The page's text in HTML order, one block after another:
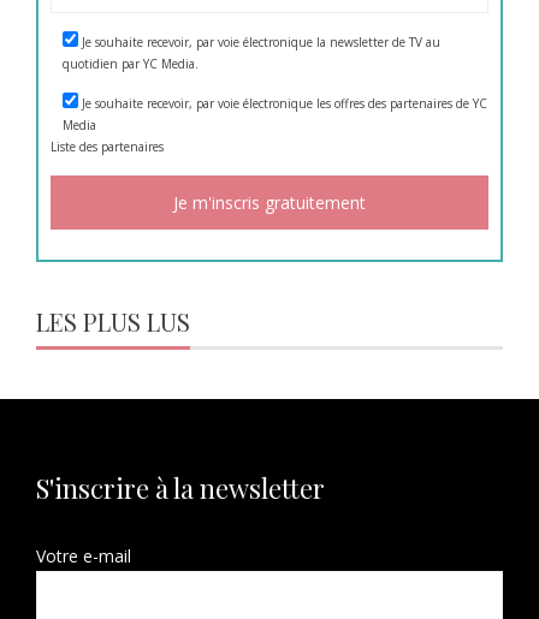
Je souhaite recevoir, par voie électronique la newsletter de TV au
quotidien par YC Media.
Je souhaite recevoir, par voie électronique les offres des partenaires de YC
Media
Liste des partenaires
LES PLUS LUS
S'inscrire à la newsletter
Votre e-mail